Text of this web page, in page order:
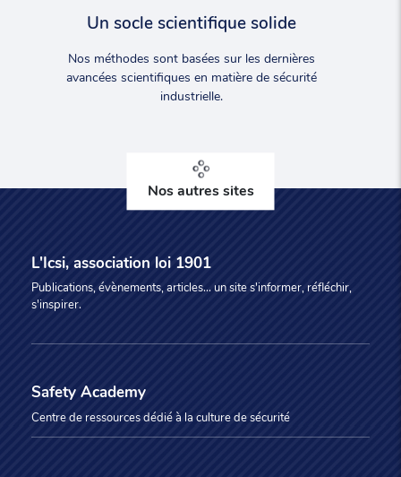
Un socle scientifique solide
Nos méthodes sont basées sur les dernières
avancées scientifiques en matière de sécurité
industrielle.
Nos autres sites
L'Icsi, association loi 1901
Publications, évènements, articles... un site s'informer, réfléchir,
s'inspirer.
Safety Academy
Centre de ressources dédié à la culture de sécurité